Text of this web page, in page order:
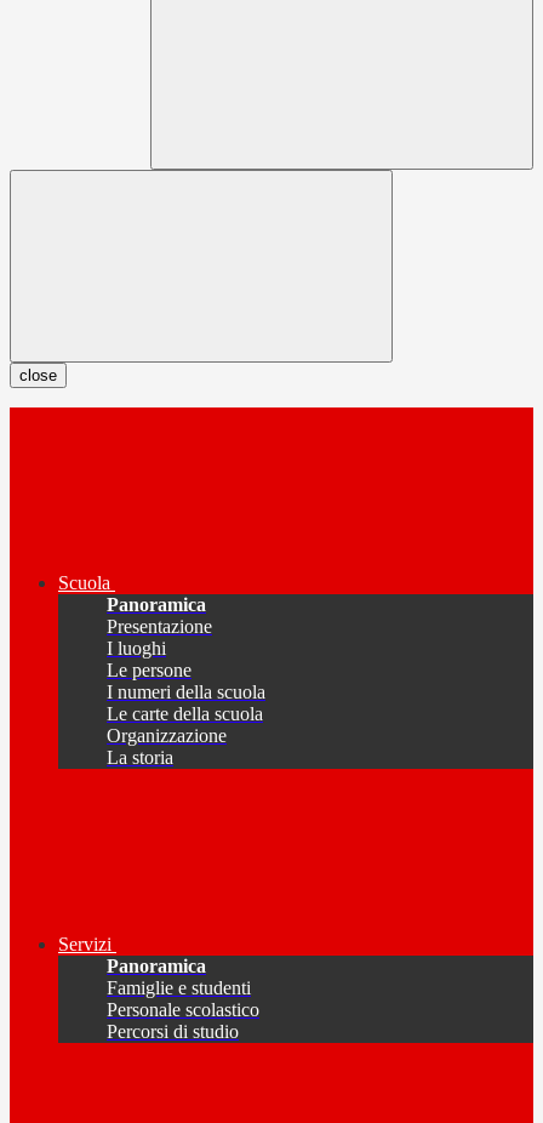
close
Scuola
Panoramica
Presentazione
I luoghi
Le persone
I numeri della scuola
Le carte della scuola
Organizzazione
La storia
Servizi
Panoramica
Famiglie e studenti
Personale scolastico
Percorsi di studio